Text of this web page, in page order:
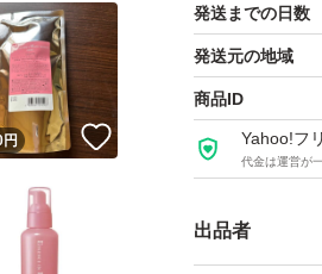
どうぞよろし
発送までの日数
発送元の地域
商品ID
Yahoo!フ
代金は運営が
出品者
円 いいね！